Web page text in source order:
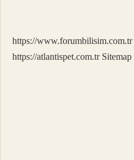
https://www.forumbilisim.com.tr
https://atlantispet.com.tr Sitemap